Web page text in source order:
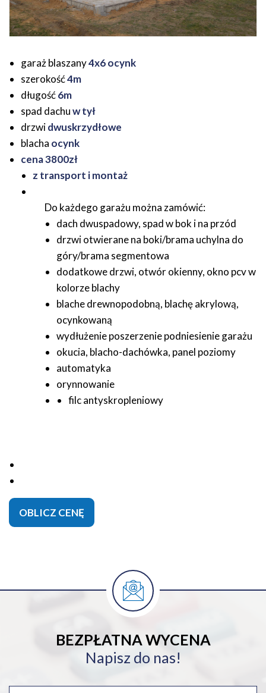
garaż blaszany4x6 ocynk
szerokość4m
długość6m
spad dachuw tył
drzwidwuskrzydłowe
blacha ocynk
cena 3800zł
z transport i montaż
Do każdego garażu można zamówić:
dach dwuspadowy, spad w bok i na przód
drzwi otwierane na boki/brama uchylna do
góry/brama segmentowa
dodatkowe drzwi, otwór okienny, okno pcv w
kolorze blachy
blache drewnopodobną, blachę akrylową,
ocynkowaną
wydłużenie poszerzenie podniesienie garażu
okucia, blacho-dachówka, panel poziomy
automatyka
orynnowanie
filc antyskropleniowy
OBLICZ CENĘ
BEZPŁATNA WYCENA
Napisz do nas!